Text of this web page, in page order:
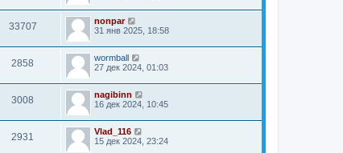
33707
nonpar
31 янв 2025, 18:58
2858
wormball
27 дек 2024, 01:03
3008
nagibinn
16 дек 2024, 10:45
2931
Vlad_116
15 дек 2024, 23:24